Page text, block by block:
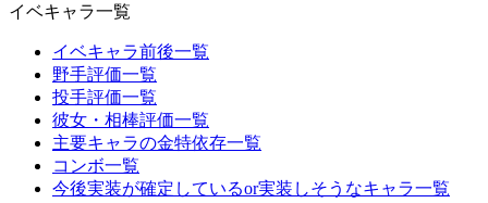
イベキャラ一覧
イベキャラ前後一覧
野手評価一覧
投手評価一覧
彼女・相棒評価一覧
主要キャラの金特依存一覧
コンボ一覧
今後実装が確定しているor実装しそうなキャラ一覧